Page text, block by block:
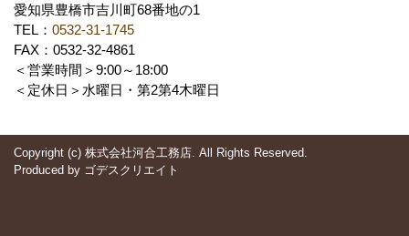
愛知県豊橋市吉川町68番地の1
TEL： 0532-31-1745
FAX：0532-32-4861
＜営業時間＞9:00～18:00
＜定休日＞水曜日・第2第4木曜日
Copyright (c) 株式会社河合工務店. All Rights Reserved.
Produced by ゴデスクリエイト